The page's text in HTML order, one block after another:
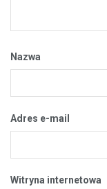
Nazwa
Adres e-mail
Witryna internetowa